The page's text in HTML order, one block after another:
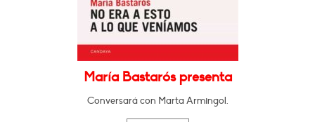
María Bastarós presenta
Conversará con Marta Armingol.